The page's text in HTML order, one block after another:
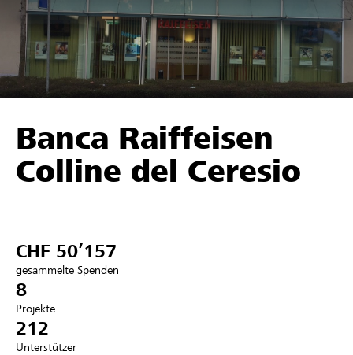
Unterstützen
Hilfe & Support
Anmelden
Projekte und Organisationen finden
Jetzt starten
Banca Raiffeisen
Colline del Ceresio
CHF 50’157
gesammelte Spenden
8
Projekte
212
Unterstützer